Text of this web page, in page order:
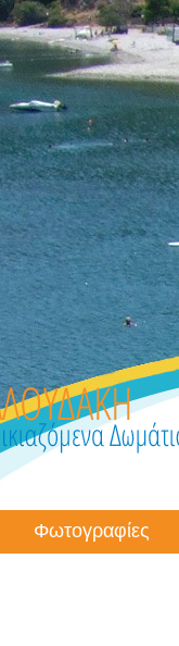
Φωτογραφίες